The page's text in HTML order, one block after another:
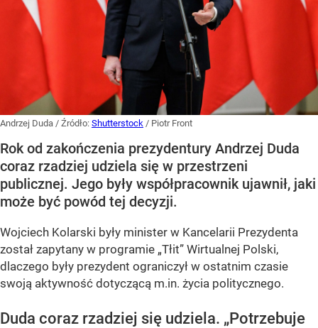
Andrzej Duda / Źródło: Shutterstock / Piotr Front
Rok od zakończenia prezydentury Andrzej Duda
coraz rzadziej udziela się w przestrzeni
publicznej. Jego były współpracownik ujawnił, jaki
może być powód tej decyzji.
Wojciech Kolarski były minister w Kancelarii Prezydenta
został zapytany w programie „Tłit” Wirtualnej Polski,
dlaczego były prezydent ograniczył w ostatnim czasie
swoją aktywność dotyczącą m.in. życia politycznego.
Duda coraz rzadziej się udziela. „Potrzebuje